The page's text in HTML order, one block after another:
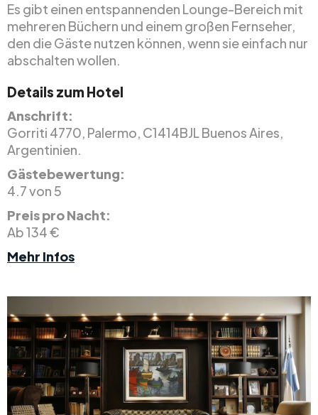
Es gibt einen entspannenden Lounge-Bereich mit
mehreren Büchern und einem großen Fernseher,
den die Gäste nutzen können, wenn sie einfach nur
abschalten wollen.
Details zum Hotel
Anschrift:
Gorriti 4770, Palermo, C1414BJL Buenos Aires,
Argentinien.
Gästebewertung:
4.7 von 5
Preis pro Nacht:
Ab 134 €
Mehr Infos